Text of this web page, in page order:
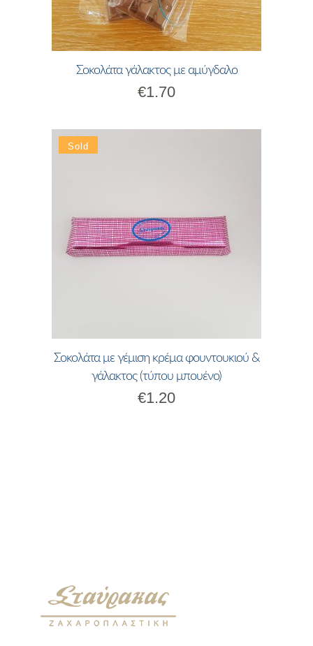
Σοκολάτα γάλακτος με αμύγδαλο
€1.70
Σοκολάτα με γέμιση κρέμα φουντουκιού &
γάλακτος (τύπου μπουένο)
€1.20